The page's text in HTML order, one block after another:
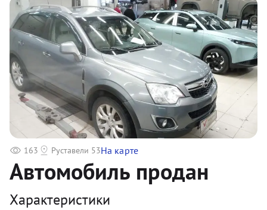
Автомобиль продан
Характеристики
163 Руставели 53На карте